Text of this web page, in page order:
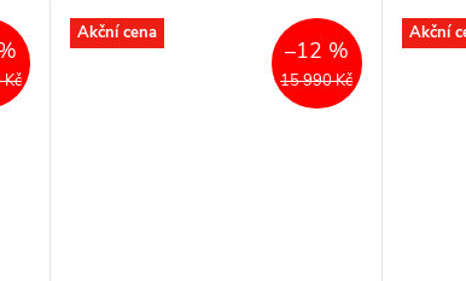
Akční cena
15 990 Kč
–12 %
Akční